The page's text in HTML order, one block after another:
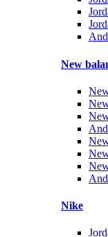
New
Nike